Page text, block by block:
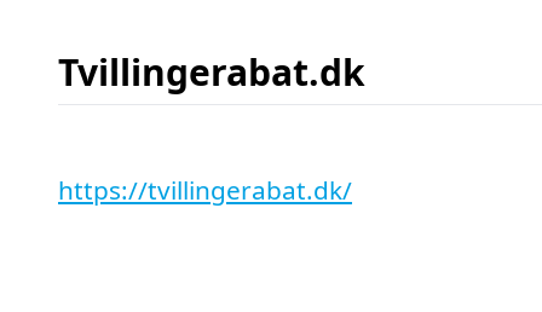
Tvillingerabat.dk
https://tvillingerabat.dk/